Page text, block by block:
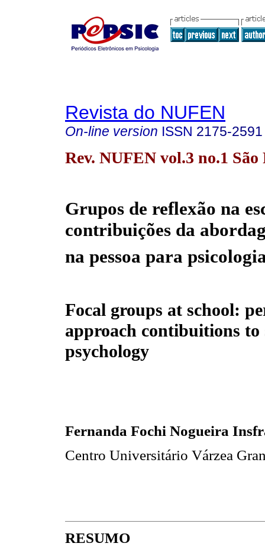
Revista do NUFEN
On-line version ISSN 2175-2591
Rev. NUFEN vol.3 no.1
Grupos de reflexão na
contribuições da
na pessoa para
Focal groups at school:
approach contibuitions to
psychology
Fernanda Fochi Nogueira
Centro Universitário Várzea
RESUMO